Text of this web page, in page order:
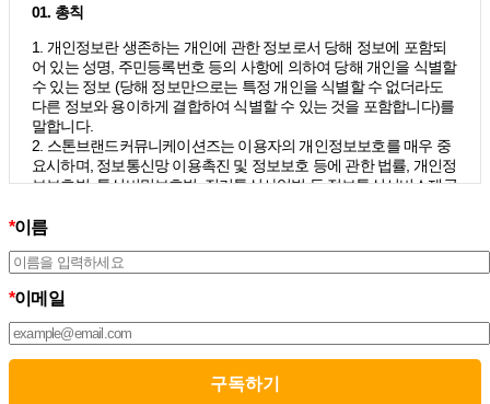
01. 총칙
1. 개인정보란 생존하는 개인에 관한 정보로서 당해 정보에 포함되
어 있는 성명, 주민등록번호 등의 사항에 의하여 당해 개인을 식별할
수 있는 정보 (당해 정보만으로는 특정 개인을 식별할 수 없더라도
다른 정보와 용이하게 결합하여 식별할 수 있는 것을 포함합니다)를
말합니다.
2. 스톤브랜드커뮤니케이션즈는 이용자의 개인정보보호를 매우 중
요시하며, 정보통신망 이용촉진 및 정보보호 등에 관한 법률, 개인정
보보호법, 통신비밀보호법, 전기통신사업법 등 정보통신서비스제공
개인정보처리방침을 통하여 이용자가 제공하는 개인정보가 어떠한
치가 취해지고 있는지 알려드립니다.
선을 위하여 개정하는데 필요한 절차를 정하고 있으며, 개인정보처
리방침을 회사의 필요와 사회적 변화에 맞게 변경할 수 있습니다. 그
리고 개인정보처리방침을 개정하는 경우 버전번호 등을 부여하여
개정된 사항을 이용자께서 쉽게 알아볼 수 있도록 하고 있습니다.
02. 수집하는 개인정보의 항목 및 수집방법
*이름
*이메일